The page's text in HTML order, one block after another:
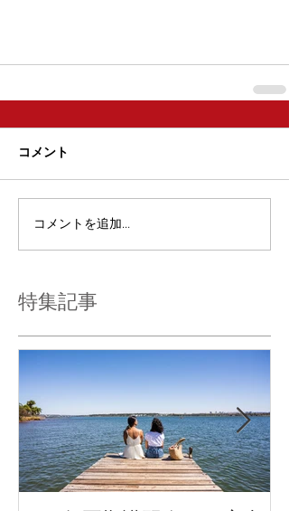
コメント
コメントを追加…
特集記事